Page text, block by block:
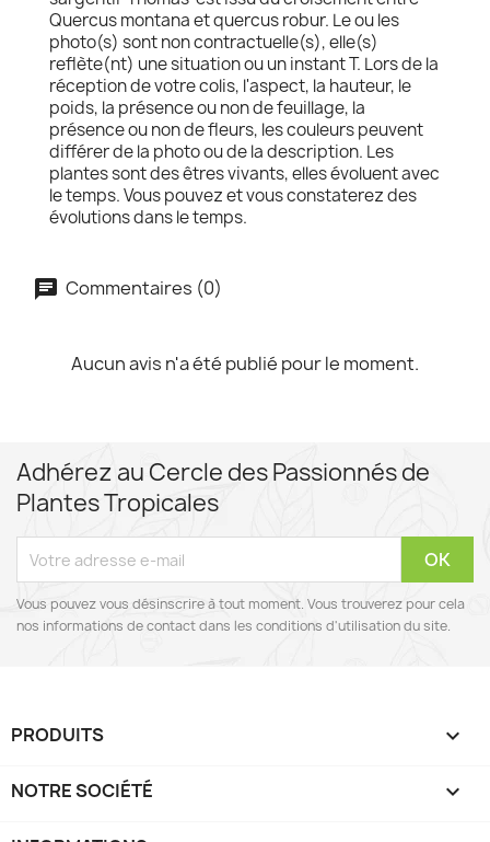
Quercus montana et quercus robur. Le ou les
photo(s) sont non contractuelle(s), elle(s)
reflète(nt) une situation ou un instant T. Lors de la
réception de votre colis, l'aspect, la hauteur, le
poids, la présence ou non de feuillage, la
présence ou non de fleurs, les couleurs peuvent
différer de la photo ou de la description. Les
plantes sont des êtres vivants, elles évoluent avec
le temps. Vous pouvez et vous constaterez des
évolutions dans le temps.
Commentaires (0)
Aucun avis n'a été publié pour le moment.
Adhérez au Cercle des Passionnés de
Plantes Tropicales
Vous pouvez vous désinscrire à tout moment. Vous trouverez pour cela
nos informations de contact dans les conditions d'utilisation du site.
PRODUITS 
NOTRE SOCIÉTÉ 